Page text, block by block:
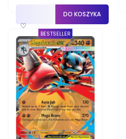
♡
DO KOSZYKA
BESTSELLER